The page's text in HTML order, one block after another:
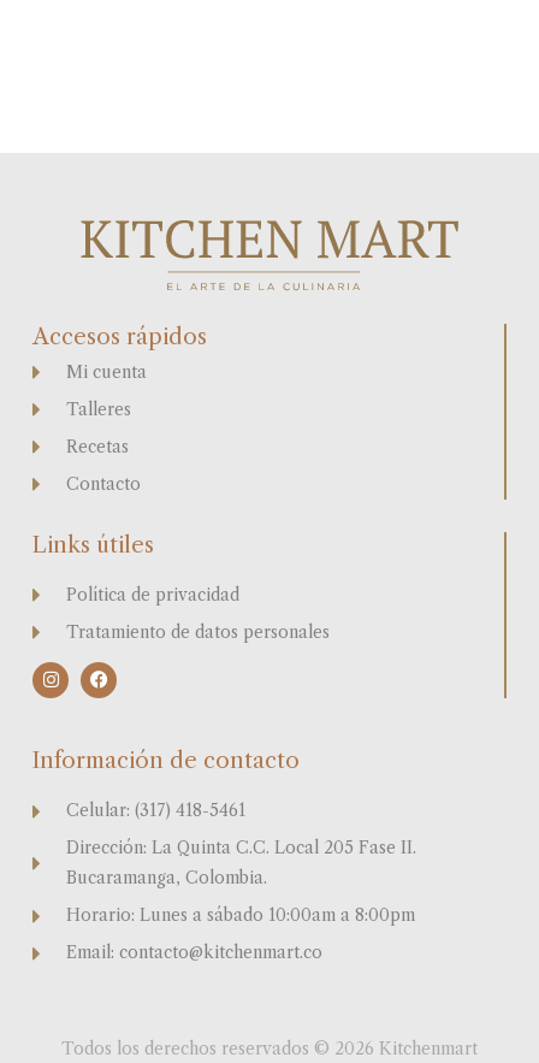
Accesos rápidos
Mi cuenta
Talleres
Recetas
Contacto
Links útiles
Política de privacidad
Tratamiento de datos personales
I
n
s
g
F
a
c
o
k
Información de contacto
Celular: (317) 418-5461
Dirección: La Quinta C.C. Local 205 Fase II.
Bucaramanga, Colombia.
Horario: Lunes a sábado 10:00am a 8:00pm
Email: contacto@kitchenmart.co
Todos los derechos reservados © 2026 Kitchenmart